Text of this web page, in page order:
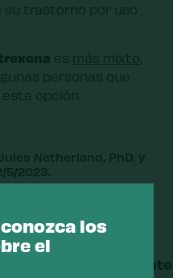
su trastorno por uso
es más mixto,
personas que
opción.
Netherland, PhD, y
5/2023.
Siguiente
los
el